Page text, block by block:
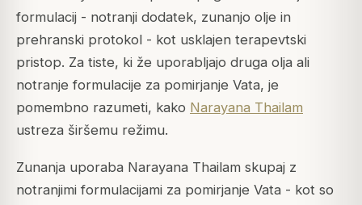
formulacij - notranji dodatek, zunanjo olje in
prehranski protokol - kot usklajen terapevtski
pristop. Za tiste, ki že uporabljajo druga olja ali
notranje formulacije za pomirjanje Vata, je
pomembno razumeti, kako Narayana Thailam
ustreza širšemu režimu.
Zunanja uporaba Narayana Thailam skupaj z
notranjimi formulacijami za pomirjanje Vata - kot so